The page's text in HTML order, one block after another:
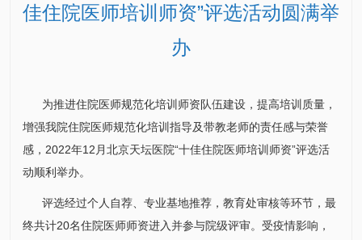
佳住院医师培训师资”评选活动圆满举
办
为推进住院医师规范化培训师资队伍建设，提高培训质量，
增强我院住院医师规范化培训指导及带教老师的责任感与荣誉
感，2022年12月北京天坛医院“十佳住院医师培训师资”评选活
动顺利举办。
评选经过个人自荐、专业基地推荐， 教育处审核等环节，最
终共计20名住院医师师资进入并参与院级评审。受疫情影响，